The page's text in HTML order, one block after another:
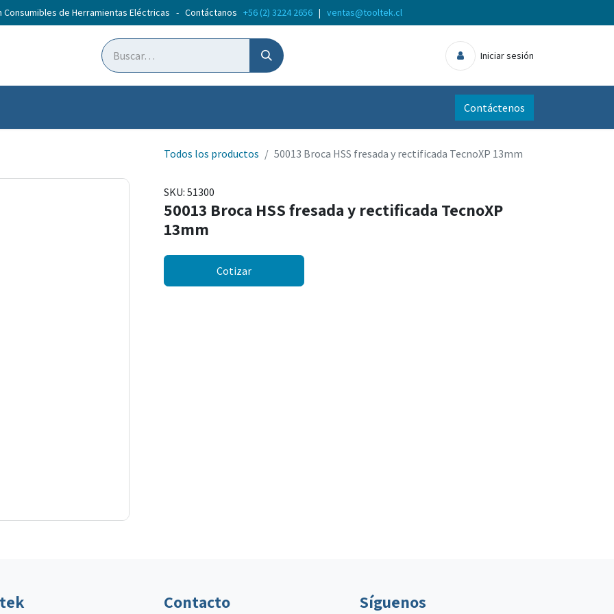
Consumibles de Herramientas Eléctricas - Contáctanos +56 (2) 3224 2656 | ventas@tooltek.cl
Iniciar sesión
Contáctenos
Todos los productos 50013 Broca HSS fresada y rectificada TecnoXP 13mm
SKU: 51300
50013 Broca HSS fresada y rectificada TecnoXP
13mm
Cotizar
Contacto Síguenos